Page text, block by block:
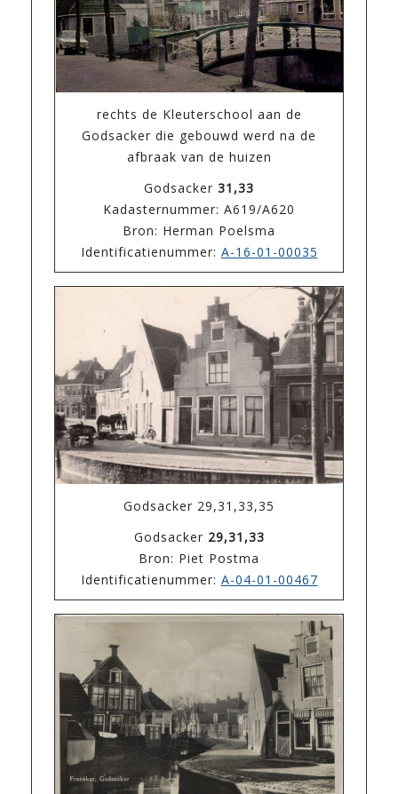
rechts de Kleuterschool aan de
Godsacker die gebouwd werd na de
afbraak van de huizen
Godsacker 31,33
Kadasternummer: A619/A620
Bron: Herman Poelsma
Identificatienummer: A-16-01-00035
Godsacker 29,31,33,35
Godsacker 29,31,33
Bron: Piet Postma
Identificatienummer: A-04-01-00467